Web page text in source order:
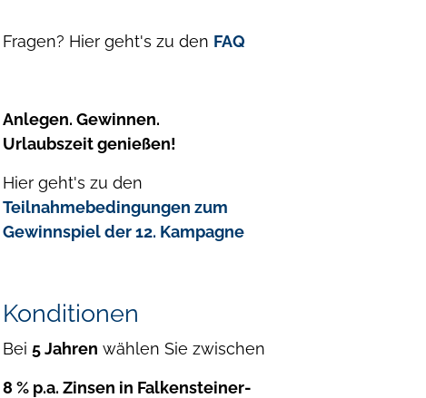
Fragen? Hier geht's zu den FAQ
Anlegen. Gewinnen.
Urlaubszeit genießen!
Hier geht's zu den
Teilnahmebedingungen zum
Gewinnspiel der 12. Kampagne
Konditionen
Bei 5 Jahren wählen Sie zwischen
8 % p.a. Zinsen in Falkensteiner-